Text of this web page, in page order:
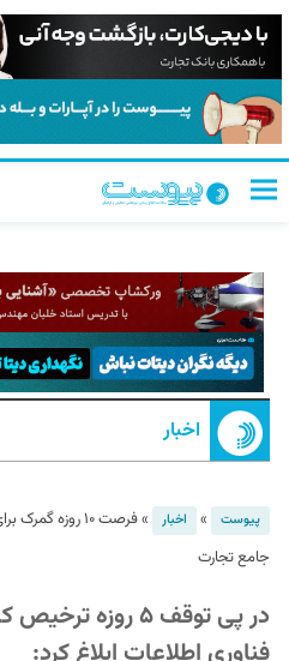
اخبار
پیوست » اخبار »
فرصت ۱۰ روزه
جامع تجارت
در پی توقف ۵ روزه